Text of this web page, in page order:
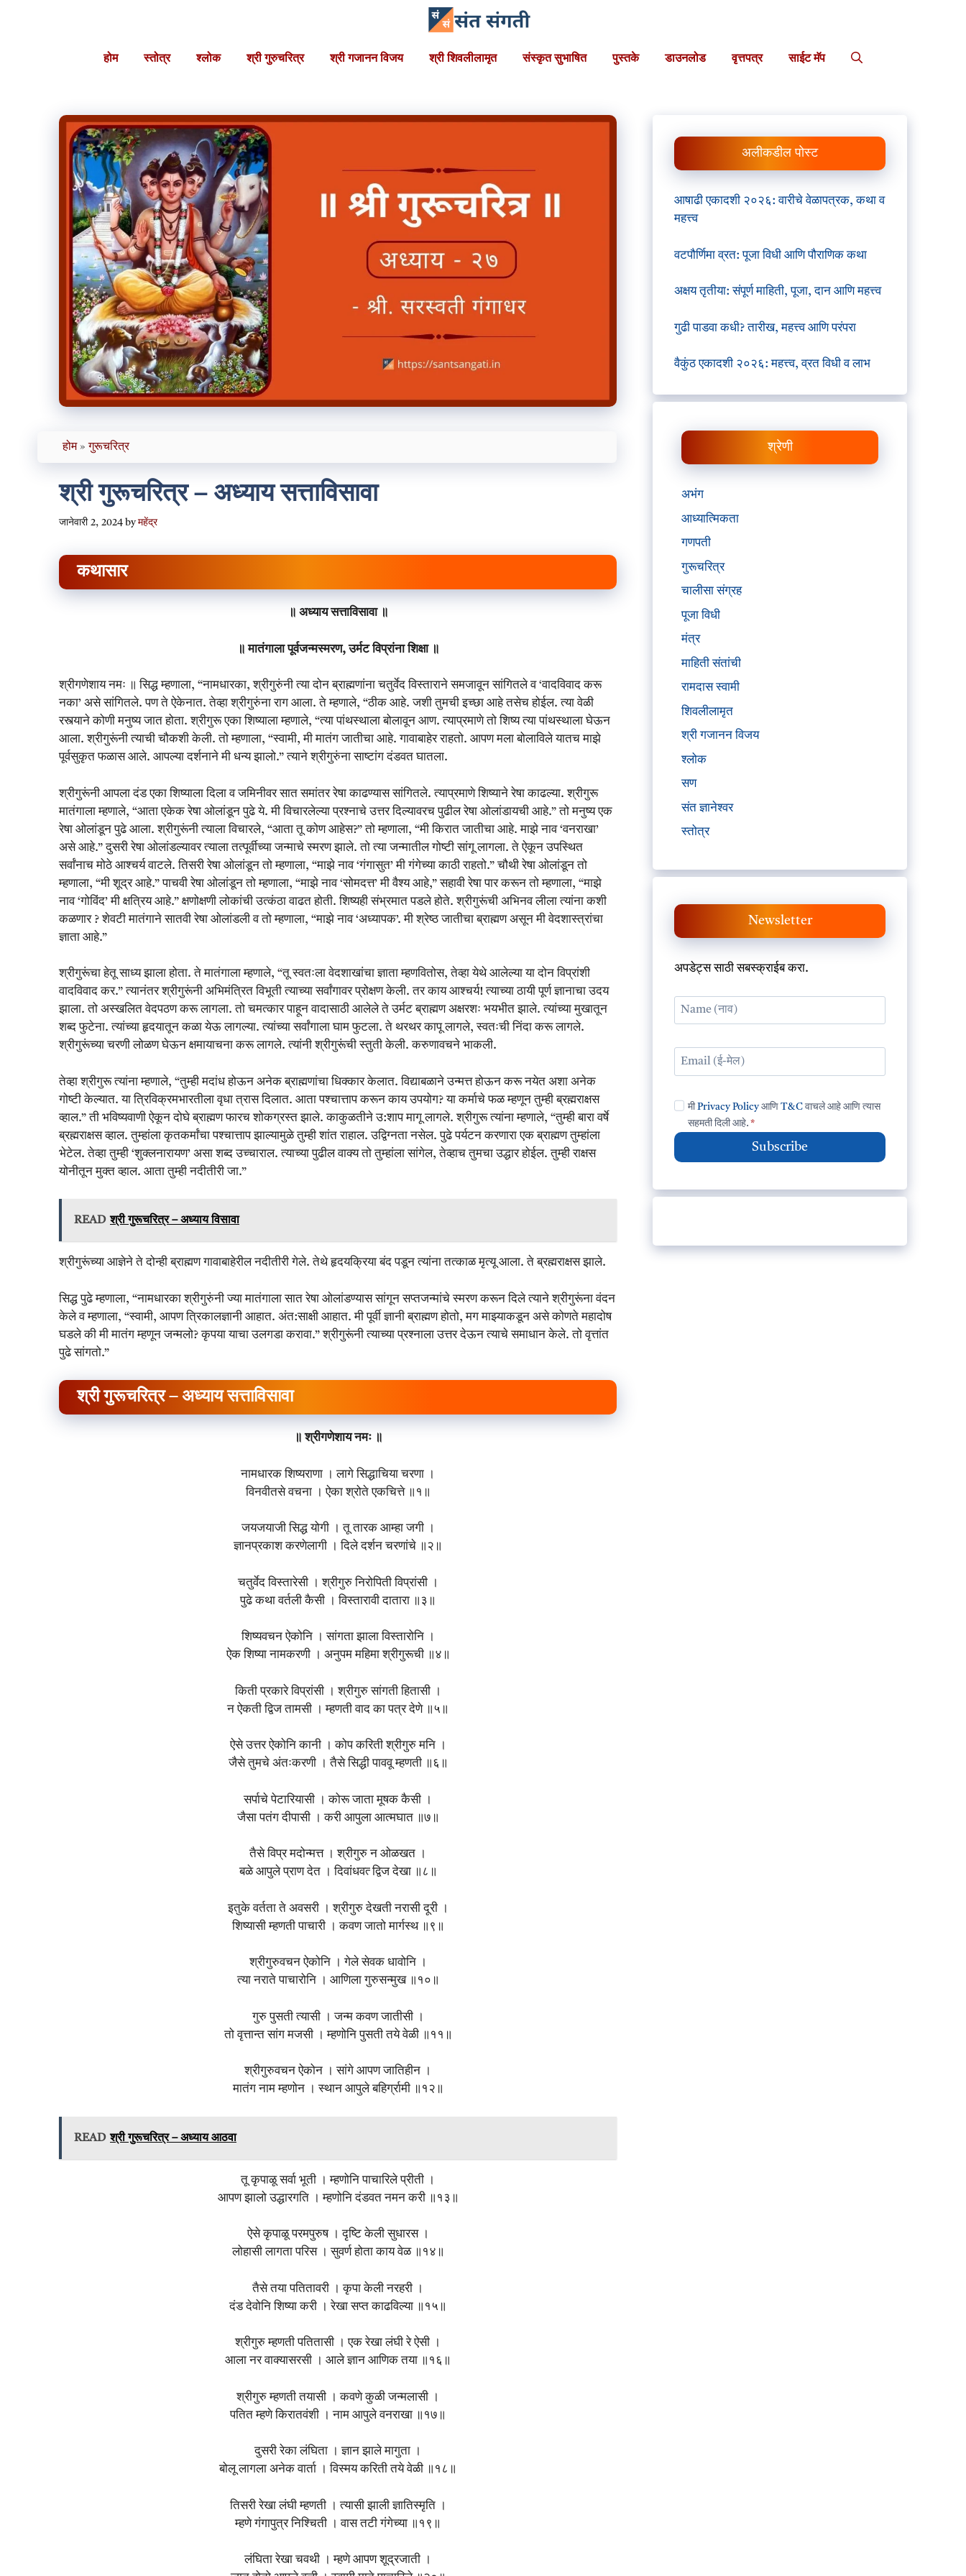
होम स्तोत्र श्लोक श्री गुरुचरित्र श्री गजानन विजय श्री शिवलीलामृत संस्कृत सुभाषित पुस्तके डाउनलोड वृत्तपत्र साईट मॅप
होम»गुरूचरित्र
श्री गुरूचरित्र – अध्याय सत्ताविसावा
जानेवारी 2, 2024 byमहेंद्र
कथासार
॥ अध्याय सत्ताविसावा ॥
॥ मातंगाला पूर्वजन्मस्मरण, उर्मट विप्रांना शिक्षा ॥
श्रीगणेशाय नमः ॥ सिद्ध म्हणाला, “नामधारका, श्रीगुरुंनी त्या दोन ब्राह्मणांना चतुर्वेद विस्ताराने समजावून सांगितले व ‘वादविवाद करू
नका’ असे सांगितले. पण ते ऐकेनात. तेव्हा श्रीगुरुंना राग आला. ते म्हणाले, “ठीक आहे. जशी तुमची इच्छा आहे तसेच होईल. त्या वेळी
रस्त्याने कोणी मनुष्य जात होता. श्रीगुरू एका शिष्याला म्हणाले, “त्या पांथस्थाला बोलावून आण. त्याप्रमाणे तो शिष्य त्या पांथस्थाला घेऊन
आला. श्रीगुरूंनी त्याची चौकशी केली. तो म्हणाला, “स्वामी, मी मातंग जातीचा आहे. गावाबाहेर राहतो. आपण मला बोलाविले यातच माझे
पूर्वसुकृत फळास आले. आपल्या दर्शनाने मी धन्य झालो.” त्याने श्रीगुरुंना साष्टांग दंडवत घातला.
श्रीगुरूंनी आपला दंड एका शिष्याला दिला व जमिनीवर सात समांतर रेषा काढण्यास सांगितले. त्याप्रमाणे शिष्याने रेषा काढल्या. श्रीगुरू
मातंगाला म्हणाले, “आता एकेक रेषा ओलांडून पुढे ये. मी विचारलेल्या प्रश्नाचे उत्तर दिल्यावरच पुढील रेषा ओलांडायची आहे.” तो मनुष्य एक
रेषा ओलांडून पुढे आला. श्रीगुरूंनी त्याला विचारले, “आता तू कोण आहेस?” तो म्हणाला, “मी किरात जातीचा आहे. माझे नाव ‘वनराखा’
असे आहे.” दुसरी रेषा ओलांडल्यावर त्याला तत्पूर्वीच्या जन्माचे स्मरण झाले. तो त्या जन्मातील गोष्टी सांगू लागला. ते ऐकून उपस्थित
सर्वांनाच मोठे आश्चर्य वाटले. तिसरी रेषा ओलांडून तो म्हणाला, “माझे नाव ‘गंगासुत’ मी गंगेच्या काठी राहतो.” चौथी रेषा ओलांडून तो
म्हणाला, “मी शूद्र आहे.” पाचवी रेषा ओलांडून तो म्हणाला, “माझे नाव ‘सोमदत्त’ मी वैश्य आहे,” सहावी रेषा पार करून तो म्हणाला, “माझे
नाव ‘गोविंद’ मी क्षत्रिय आहे.” क्षणोक्षणी लोकांची उत्कंठा वाढत होती. शिष्यही संभ्रमात पडले होते. श्रीगुरूंची अभिनव लीला त्यांना कशी
कळणार ? शेवटी मातंगाने सातवी रेषा ओलांडली व तो म्हणाला, “माझे नाव ‘अध्यापक’. मी श्रेष्ठ जातीचा ब्राह्मण असून मी वेदशास्त्रांचा
ज्ञाता आहे.”
श्रीगुरूंचा हेतू साध्य झाला होता. ते मातंगाला म्हणाले, “तू स्वतःला वेदशाखांचा ज्ञाता म्हणवितोस, तेव्हा येथे आलेल्या या दोन विप्रांशी
वादविवाद कर.” त्यानंतर श्रीगुरूंनी अभिमंत्रित विभूती त्याच्या सर्वांगावर प्रोक्षण केली. तर काय आश्चर्य! त्याच्या ठायी पूर्ण ज्ञानाचा उदय
झाला. तो अस्खलित वेदपठण करू लागला. तो चमत्कार पाहून वादासाठी आलेले ते उर्मट ब्राह्मण अक्षरशः भयभीत झाले. त्यांच्या मुखातून
शब्द फुटेना. त्यांच्या हृदयातून कळा येऊ लागल्या. त्यांच्या सर्वांगाला घाम फुटला. ते थरथर कापू लागले, स्वतःची निंदा करू लागले.
श्रीगुरूंच्या चरणी लोळण घेऊन क्षमायाचना करू लागले. त्यांनी श्रीगुरूंची स्तुती केली. करुणावचने भाकली.
तेव्हा श्रीगुरू त्यांना म्हणाले, “तुम्ही मदांध होऊन अनेक ब्राह्मणांचा धिक्कार केलात. विद्याबळाने उन्मत्त होऊन करू नयेत अशा अनेक
गोष्टी केल्यात. या त्रिविक्रमभारतीला वृधा त्रास दिलात. आता पश्चात्ताप करून काय उपयोग? या कर्माचे फळ म्हणून तुम्ही ब्रह्मराक्षस
व्हाल.” ती भविष्यवाणी ऐकून दोघे ब्राह्मण फारच शोकग्रस्त झाले. काकुळतीने उ:शाप मागू लागले. श्रीगुरू त्यांना म्हणाले, “तुम्ही बारा वर्षे
ब्रह्मराक्षस व्हाल. तुम्हांला कृतकर्मांचा पश्चात्ताप झाल्यामुळे तुम्ही शांत राहाल. उद्विग्नता नसेल. पुढे पर्यटन करणारा एक ब्राह्मण तुम्हांला
भेटेल. तेव्हा तुम्ही ‘शुक्लनारायण’ असा शब्द उच्चाराल. त्याच्या पुढील वाक्य तो तुम्हांला सांगेल, तेव्हाच तुमचा उद्धार होईल. तुम्ही राक्षस
योनीतून मुक्त व्हाल. आता तुम्ही नदीतीरी जा.”
READ श्री गुरूचरित्र – अध्याय विसावा
श्रीगुरूंच्या आज्ञेने ते दोन्ही ब्राह्मण गावाबाहेरील नदीतीरी गेले. तेथे हृदयक्रिया बंद पडून त्यांना तत्काळ मृत्यू आला. ते ब्रह्मराक्षस झाले.
सिद्ध पुढे म्हणाला, “नामधारका श्रीगुरुंनी ज्या मातंगाला सात रेषा ओलांडण्यास सांगून सप्तजन्मांचे स्मरण करून दिले त्याने श्रीगुरूंना वंदन
केले व म्हणाला, “स्वामी, आपण त्रिकालज्ञानी आहात. अंत:साक्षी आहात. मी पूर्वी ज्ञानी ब्राह्मण होतो, मग माझ्याकडून असे कोणते महादोष
घडले की मी मातंग म्हणून जन्मलो? कृपया याचा उलगडा करावा.” श्रीगुरूंनी त्याच्या प्रश्नाला उत्तर देऊन त्याचे समाधान केले. तो वृत्तांत
पुढे सांगतो.”
श्री गुरूचरित्र – अध्याय सत्ताविसावा
॥ श्रीगणेशाय नमः ॥
नामधारक शिष्यराणा । लागे सिद्धाचिया चरणा ।
विनवीतसे वचना । ऐका श्रोते एकचित्ते ॥१॥
जयजयाजी सिद्ध योगी । तू तारक आम्हा जगी ।
ज्ञानप्रकाश करणेलागी । दिले दर्शन चरणांचे ॥२॥
चतुर्वेद विस्तारेसी । श्रीगुरु निरोपिती विप्रांसी ।
पुढे कथा वर्तली कैसी । विस्तारावी दातारा ॥३॥
शिष्यवचन ऐकोनि । सांगता झाला विस्तारोनि ।
ऐक शिष्या नामकरणी । अनुपम महिमा श्रीगुरूची ॥४॥
किती प्रकारे विप्रांसी । श्रीगुरु सांगती हितासी ।
न ऐकती द्विज तामसी । म्हणती वाद का पत्र देणे ॥५॥
ऐसे उत्तर ऐकोनि कानी । कोप करिती श्रीगुरु मनि ।
जैसे तुमचे अंतःकरणी । तैसे सिद्धी पाववू म्हणती ॥६॥
सर्पाचे पेटारियासी । कोरू जाता मूषक कैसी ।
जैसा पतंग दीपासी । करी आपुला आत्मघात ॥७॥
तैसे विप्र मदोन्मत्त । श्रीगुरु न ओळखत ।
बळे आपुले प्राण देत । दिवांधवत्‍ द्विज देखा ॥८॥
इतुके वर्तता ते अवसरी । श्रीगुरु देखती नरासी दूरी ।
शिष्यासी म्हणती पाचारी । कवण जातो मार्गस्थ ॥९॥
श्रीगुरुवचन ऐकोनि । गेले सेवक धावोनि ।
त्या नराते पाचारोनि । आणिला गुरुसन्मुख ॥१०॥
गुरु पुसती त्यासी । जन्म कवण जातीसी ।
तो वृत्तान्त सांग मजसी । म्हणोनि पुसती तये वेळी ॥११॥
श्रीगुरुवचन ऐकोन । सांगे आपण जातिहीन ।
मातंग नाम म्हणोन । स्थान आपुले बहिर्ग्रामी ॥१२॥
READ श्री गुरूचरित्र – अध्याय आठवा
तू कृपाळू सर्वा भूती । म्हणोनि पाचारिले प्रीती ।
आपण झालो उद्धारगति । म्हणोनि दंडवत नमन करी ॥१३॥
ऐसे कृपाळू परमपुरुष । दृष्टि केली सुधारस ।
लोहासी लागता परिस । सुवर्ण होता काय वेळ ॥१४॥
तैसे तया पतितावरी । कृपा केली नरहरी ।
दंड देवोनि शिष्या करी । रेखा सप्त काढविल्या ॥१५॥
श्रीगुरु म्हणती पतितासी । एक रेखा लंघी रे ऐसी ।
आला नर वाक्यासरसी । आले ज्ञान आणिक तया ॥१६॥
श्रीगुरु म्हणती तयासी । कवणे कुळी जन्मलासी ।
पतित म्हणे किरातवंशी । नाम आपुले वनराखा ॥१७॥
दुसरी रेका लंघिता । ज्ञान झाले मागुता ।
बोलू लागला अनेक वार्ता । विस्मय करिती तये वेळी ॥१८॥
तिसरी रेखा लंघी म्हणती । त्यासी झाली ज्ञातिस्मृति ।
म्हणे गंगापुत्र निश्चिती । वास तटी गंगेच्या ॥१९॥
लंघिता रेखा चवथी । म्हणे आपण शूद्रजाती ।
अलीकडील पोस्ट
आषाढी एकादशी २०२६: वारीचे वेळापत्रक, कथा व
महत्त्व
वटपौर्णिमा व्रत: पूजा विधी आणि पौराणिक कथा
अक्षय तृतीया: संपूर्ण माहिती, पूजा, दान आणि महत्त्व
गुढी पाडवा कधी? तारीख, महत्त्व आणि परंपरा
वैकुंठ एकादशी २०२६: महत्त्व, व्रत विधी व लाभ
श्रेणी
अभंग
आध्यात्मिकता
गणपती
गुरूचरित्र
चालीसा संग्रह
पूजा विधी
मंत्र
माहिती संतांची
रामदास स्वामी
शिवलीलामृत
श्री गजानन विजय
श्लोक
सण
संत ज्ञानेश्वर
स्तोत्र
Newsletter
अपडेट्स साठी सबस्क्राईब करा.
मीPrivacy PolicyआणिT&C वाचले आहे आणि त्यास
सहमती दिली आहे. *
Subscribe